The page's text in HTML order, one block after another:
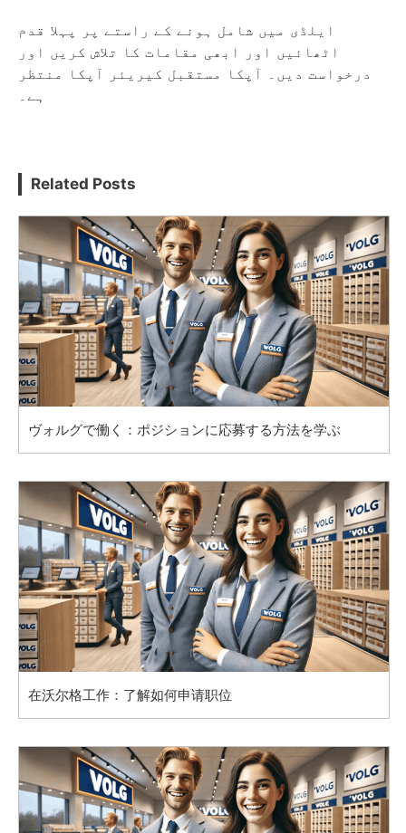
ایلڈی میں شامل ہونے کے راستے پر پہلا قدم
اٹھائیں اور ابھی مقامات کا تلاش کریں اور
درخواست دیں۔ آپکا مستقبل کیریئر آپکا منتظر
ہے۔
Related Posts
ヴォルグで働く：ポジションに応募する方法を学ぶ
在沃尔格工作：了解如何申请职位